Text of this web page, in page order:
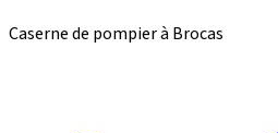
Caserne de pompier à Brocas